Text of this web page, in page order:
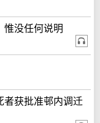
没任何说明
获批准邨内调迁